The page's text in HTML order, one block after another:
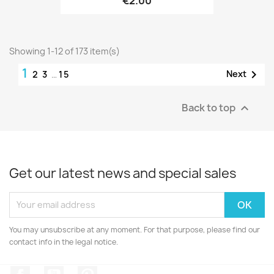
Showing 1-12 of 173 item(s)
1 2 3 … 15 Next 
Back to top 
Get our latest news and special sales
You may unsubscribe at any moment. For that purpose, please find our
contact info in the legal notice.